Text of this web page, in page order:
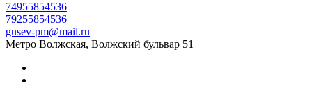
74955854536
79255854536
gusev-pm@mail.ru
Метро Волжская, Волжский бульвар 51